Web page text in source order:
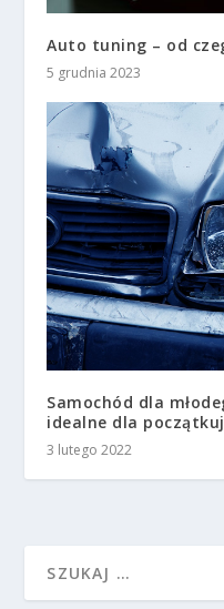
Auto tuning – od
5 grudnia 2023
Samochód dla
idealne dla
3 lutego 2022